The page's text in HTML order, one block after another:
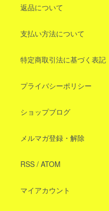
返品について
支払い方法について
特定商取引法に基づく表記
プライバシーポリシー
ショップブログ
メルマガ登録・解除
RSS / ATOM
マイアカウント